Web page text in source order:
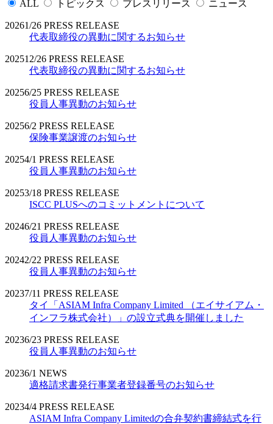
ALL トピックス プレスリリース ニュース
20261/26 PRESS RELEASE
代表取締役の異動に関するお知らせ
202512/26 PRESS RELEASE
代表取締役の異動に関するお知らせ
20256/25 PRESS RELEASE
役員人事異動のお知らせ
20256/2 PRESS RELEASE
保険事業譲渡のお知らせ
20254/1 PRESS RELEASE
役員人事異動のお知らせ
20253/18 PRESS RELEASE
ISCC PLUSへのコミットメントについて
20246/21 PRESS RELEASE
役員人事異動のお知らせ
20242/22 PRESS RELEASE
役員人事異動のお知らせ
20237/11 PRESS RELEASE
タイ「ASIAM Infra Company Limited （エイサイアム・
インフラ株式会社）」の設立式典を開催しました
20236/23 PRESS RELEASE
役員人事異動のお知らせ
20236/1 NEWS
適格請求書発行事業者登録番号のお知らせ
20234/4 PRESS RELEASE
ASIAM Infra Company Limitedの合弁契約書締結式を行